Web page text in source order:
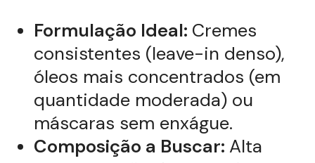
Formulação Ideal: Cremes
consistentes (leave-in denso),
óleos mais concentrados (em
quantidade moderada) ou
máscaras sem enxágue.
Composição a Buscar: Alta